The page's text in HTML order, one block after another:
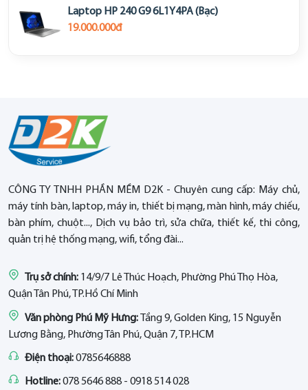
Laptop HP 240 G9 6L1Y4PA (Bạc)
19.000.000đ
CÔNG TY TNHH PHẦN MỀM D2K - Chuyên cung cấp: Máy chủ,
máy tính bàn, laptop, máy in, thiết bị mạng, màn hình, máy chiếu,
bàn phím, chuột..., Dịch vụ bảo trì, sửa chữa, thiết kế, thi công,
quản trị hệ thống mạng, wifi, tổng đài...
Trụ sở chính: 14/9/7 Lê Thúc Hoạch, Phường Phú Thọ Hòa,
Quận Tân Phú, TP.Hồ Chí Minh
Văn phòng Phú Mỹ Hưng:
Tầng 9, Golden King, 15 Nguyễn
Lương Bằng, Phường Tân Phú, Quận 7, TP.HCM
Điện thoại:0785646888
Hotline:078 5646 888 - 0918 514 028